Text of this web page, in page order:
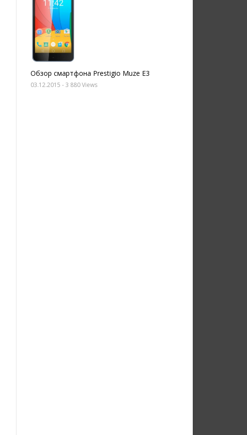
Обзор смартфона Prestigio Muze E3
03.12.2015 - 3 880 Views